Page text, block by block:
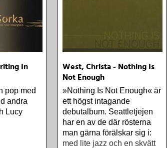
Rokia
Africa
Baker Say
Music)
Driftwood
Block
This
Bad
Away
In
pop med
andra
Lucy
West, Christa - Nothing Is
Not Enough
»Nothing Is Not Enough« är
ett högst intagande
debutalbum. Seattletjejen
har en av de där rösterna
man gärna förälskar sig i:
med lite jazz och en skvätt